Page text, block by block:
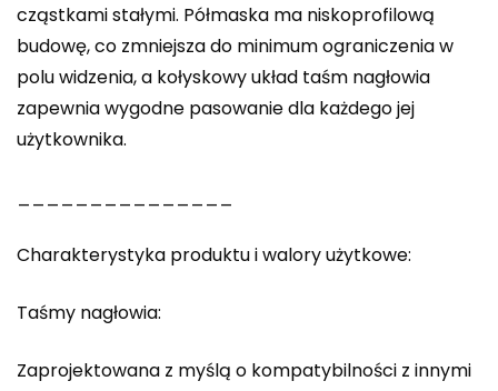
cząstkami stałymi. Półmaska ma niskoprofilową
budowę, co zmniejsza do minimum ograniczenia w
polu widzenia, a kołyskowy układ taśm nagłowia
zapewnia wygodne pasowanie dla każdego jej
użytkownika.
Charakterystyka produktu i walory użytkowe:
Taśmy nagłowia:
Zaprojektowana z myślą o kompatybilności z innymi